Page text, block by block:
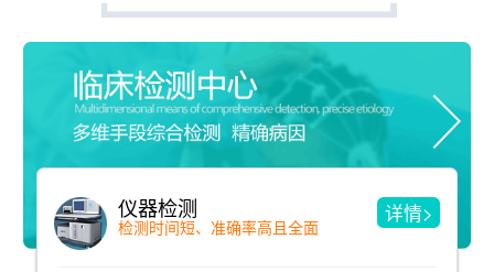
仪器检测
检测时间短、准确率高且全面